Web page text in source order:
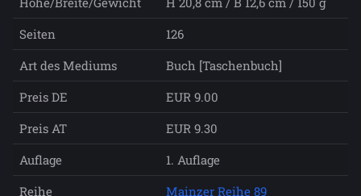
Seiten
126
Art des Mediums
Buch [Taschenbuch]
Preis DE
EUR 9.00
Preis AT
EUR 9.30
Auflage
1. Auflage
Reihe
Mainzer Reihe 89